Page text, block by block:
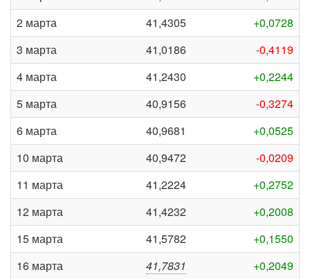
2 марта
41,4305
+0,0728
3 марта
41,0186
-0,4119
4 марта
41,2430
+0,2244
5 марта
40,9156
-0,3274
6 марта
40,9681
+0,0525
10 марта
40,9472
-0,0209
11 марта
41,2224
+0,2752
12 марта
41,4232
+0,2008
15 марта
41,5782
+0,1550
16 марта
41,7831
+0,2049